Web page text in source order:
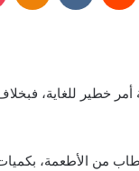
خطير للغاية،
من الأطعمة، بكميات